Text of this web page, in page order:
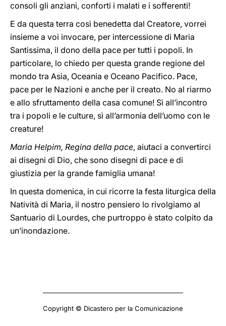
consoli gli anziani, conforti i malati e i sofferenti!
E da questa terra così benedetta dal Creatore, vorrei
insieme a voi invocare, per intercessione di Maria
Santissima, il dono della pace per tutti i popoli. In
particolare, lo chiedo per questa grande regione del
mondo tra Asia, Oceania e Oceano Pacifico. Pace,
pace per le Nazioni e anche per il creato. No al riarmo
e allo sfruttamento della casa comune! Sì all’incontro
tra i popoli e le culture, sì all’armonia dell’uomo con le
creature!
Maria Helpim, Regina della pace, aiutaci a convertirci
ai disegni di Dio, che sono disegni di pace e di
giustizia per la grande famiglia umana!
In questa domenica, in cui ricorre la festa liturgica della
Natività di Maria, il nostro pensiero lo rivolgiamo al
Santuario di Lourdes, che purtroppo è stato colpito da
un’inondazione.
Copyright © Dicastero per la Comunicazione